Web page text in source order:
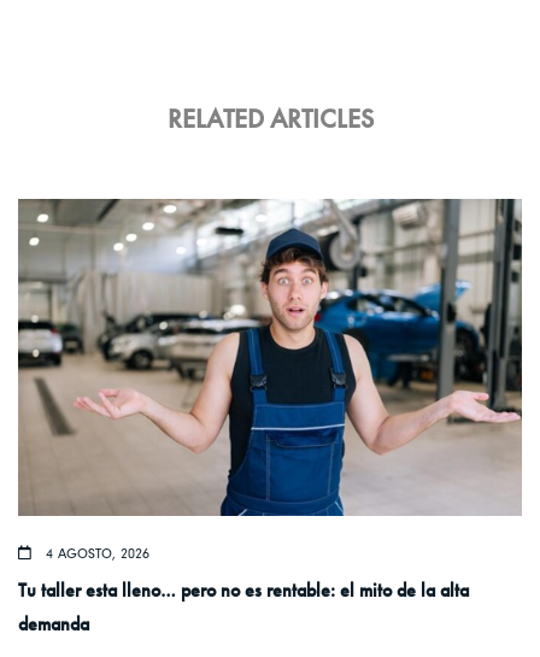
RELATED ARTICLES
4 AGOSTO, 2026
Tu taller esta lleno… pero no es rentable: el mito de la alta
demanda